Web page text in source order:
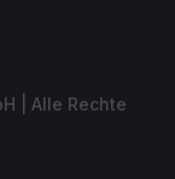
| Alle Rechte